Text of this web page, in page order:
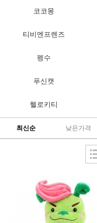
코코몽
티비엔프렌즈
펭수
푸신캣
헬로키티
최신순 낮은가격